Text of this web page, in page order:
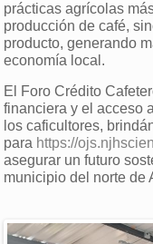
prácticas agrícolas
producción de café,
producto, generando
economía local.
El Foro Crédito
financiera y el acceso
los caficultores,
para https://
asegurar un futuro
municipio del norte de